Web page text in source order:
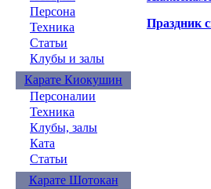
Персона
Техника
Статьи
Клубы и залы
Карате Киокушин
Персоналии
Техника
Клубы, залы
Ката
Статьи
Карате Шотокан
Праздник